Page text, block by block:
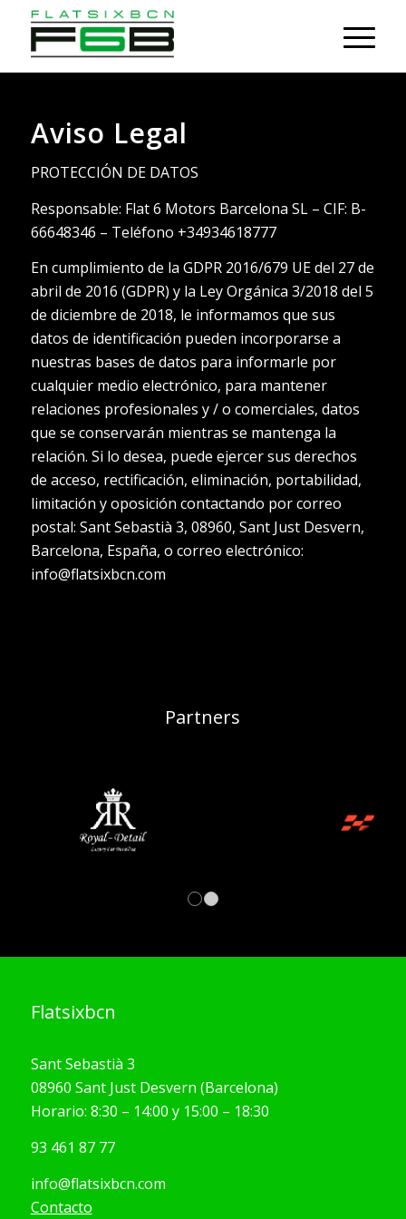
Aviso Legal
PROTECCIÓN DE DATOS
Responsable: Flat 6 Motors Barcelona SL – CIF: B-
66648346 – Teléfono +34934618777
En cumplimiento de la GDPR 2016/679 UE del 27 de
abril de 2016 (GDPR) y la Ley Orgánica 3/2018 del 5
de diciembre de 2018, le informamos que sus
datos de identificación pueden incorporarse a
nuestras bases de datos para informarle por
cualquier medio electrónico, para mantener
relaciones profesionales y / o comerciales, datos
que se conservarán mientras se mantenga la
relación. Si lo desea, puede ejercer sus derechos
de acceso, rectificación, eliminación, portabilidad,
limitación y oposición contactando por correo
postal: Sant Sebastià 3, 08960, Sant Just Desvern,
Barcelona, ​​España, o correo electrónico:
info@flatsixbcn.com
Partners
Flatsixbcn
Sant Sebastià 3
08960 Sant Just Desvern (Barcelona)
Horario: 8:30 – 14:00 y 15:00 – 18:30
93 461 87 77
info@flatsixbcn.com
Contacto